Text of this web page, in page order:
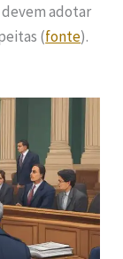
adotar
(fonte).